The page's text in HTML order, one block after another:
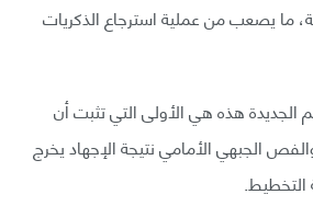
ما يصعب من عملية استرجاع الذكريات
الجديدة هذه هي الأولى التي تثبت أن
الجبهي الأمامي نتيجة الإجهاد يخرج
التخطيط.